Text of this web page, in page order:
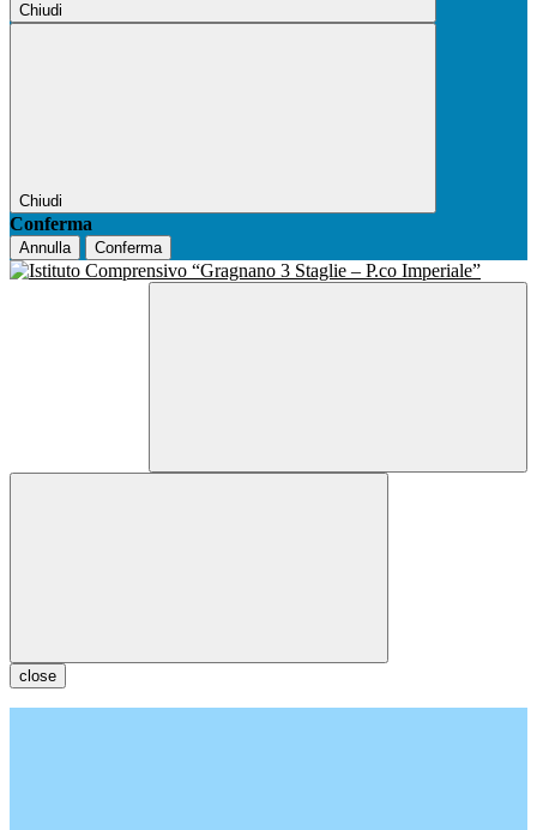
Chiudi
Chiudi
Conferma
Annulla Conferma
close